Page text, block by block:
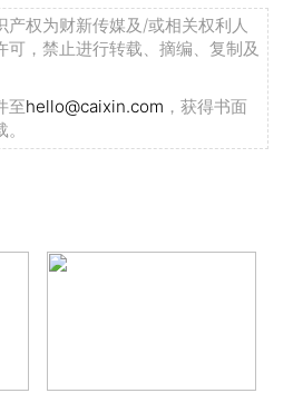
产权为财新传媒及/或相关权利人
可，禁止进行转载、摘编、复制及
至hello@caixin.com ，获得书面